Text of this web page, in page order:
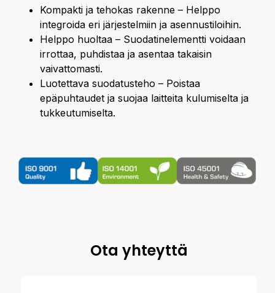
Kompakti ja tehokas rakenne – Helppo
integroida eri järjestelmiin ja asennustiloihin.
Helppo huoltaa – Suodatinelementti voidaan
irrottaa, puhdistaa ja asentaa takaisin
vaivattomasti.
Luotettava suodatusteho – Poistaa
epäpuhtaudet ja suojaa laitteita kulumiselta ja
tukkeutumiselta.
Ota yhteyttä